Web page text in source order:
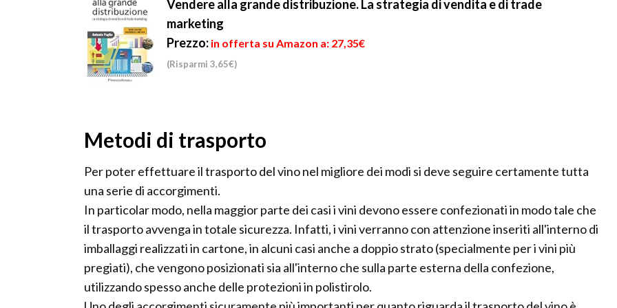
Vendere alla grande distribuzione. La strategia di vendita e di trade
marketing
Prezzo: in offerta su Amazon a: 27,35€
(Risparmi 3,65€)
Metodi di trasporto
Per poter effettuare il trasporto del vino nel migliore dei modi si deve seguire certamente tutta
una serie di accorgimenti.
In particolar modo, nella maggior parte dei casi i vini devono essere confezionati in modo tale che
il trasporto avvenga in totale sicurezza. Infatti, i vini verranno con attenzione inseriti all'interno di
imballaggi realizzati in cartone, in alcuni casi anche a doppio strato (specialmente per i vini più
pregiati), che vengono posizionati sia all'interno che sulla parte esterna della confezione,
utilizzando spesso anche delle protezioni in polistirolo.